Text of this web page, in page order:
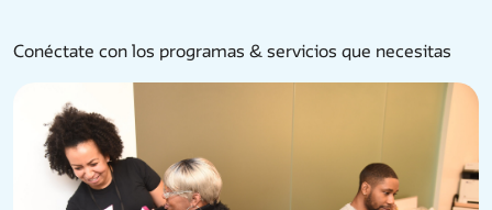
Contáctenos
Conéctate con los programas & servicios que necesitas